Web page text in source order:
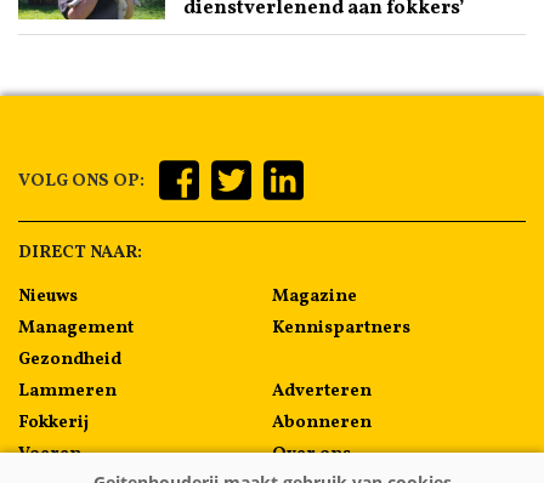
dienstverlenend aan fokkers’
VOLG ONS OP:
DIRECT NAAR:
Nieuws
Management
Gezondheid
Lammeren
Fokkerij
Voeren
Magazine
Kennispartners
Adverteren
Abonneren
Over ons